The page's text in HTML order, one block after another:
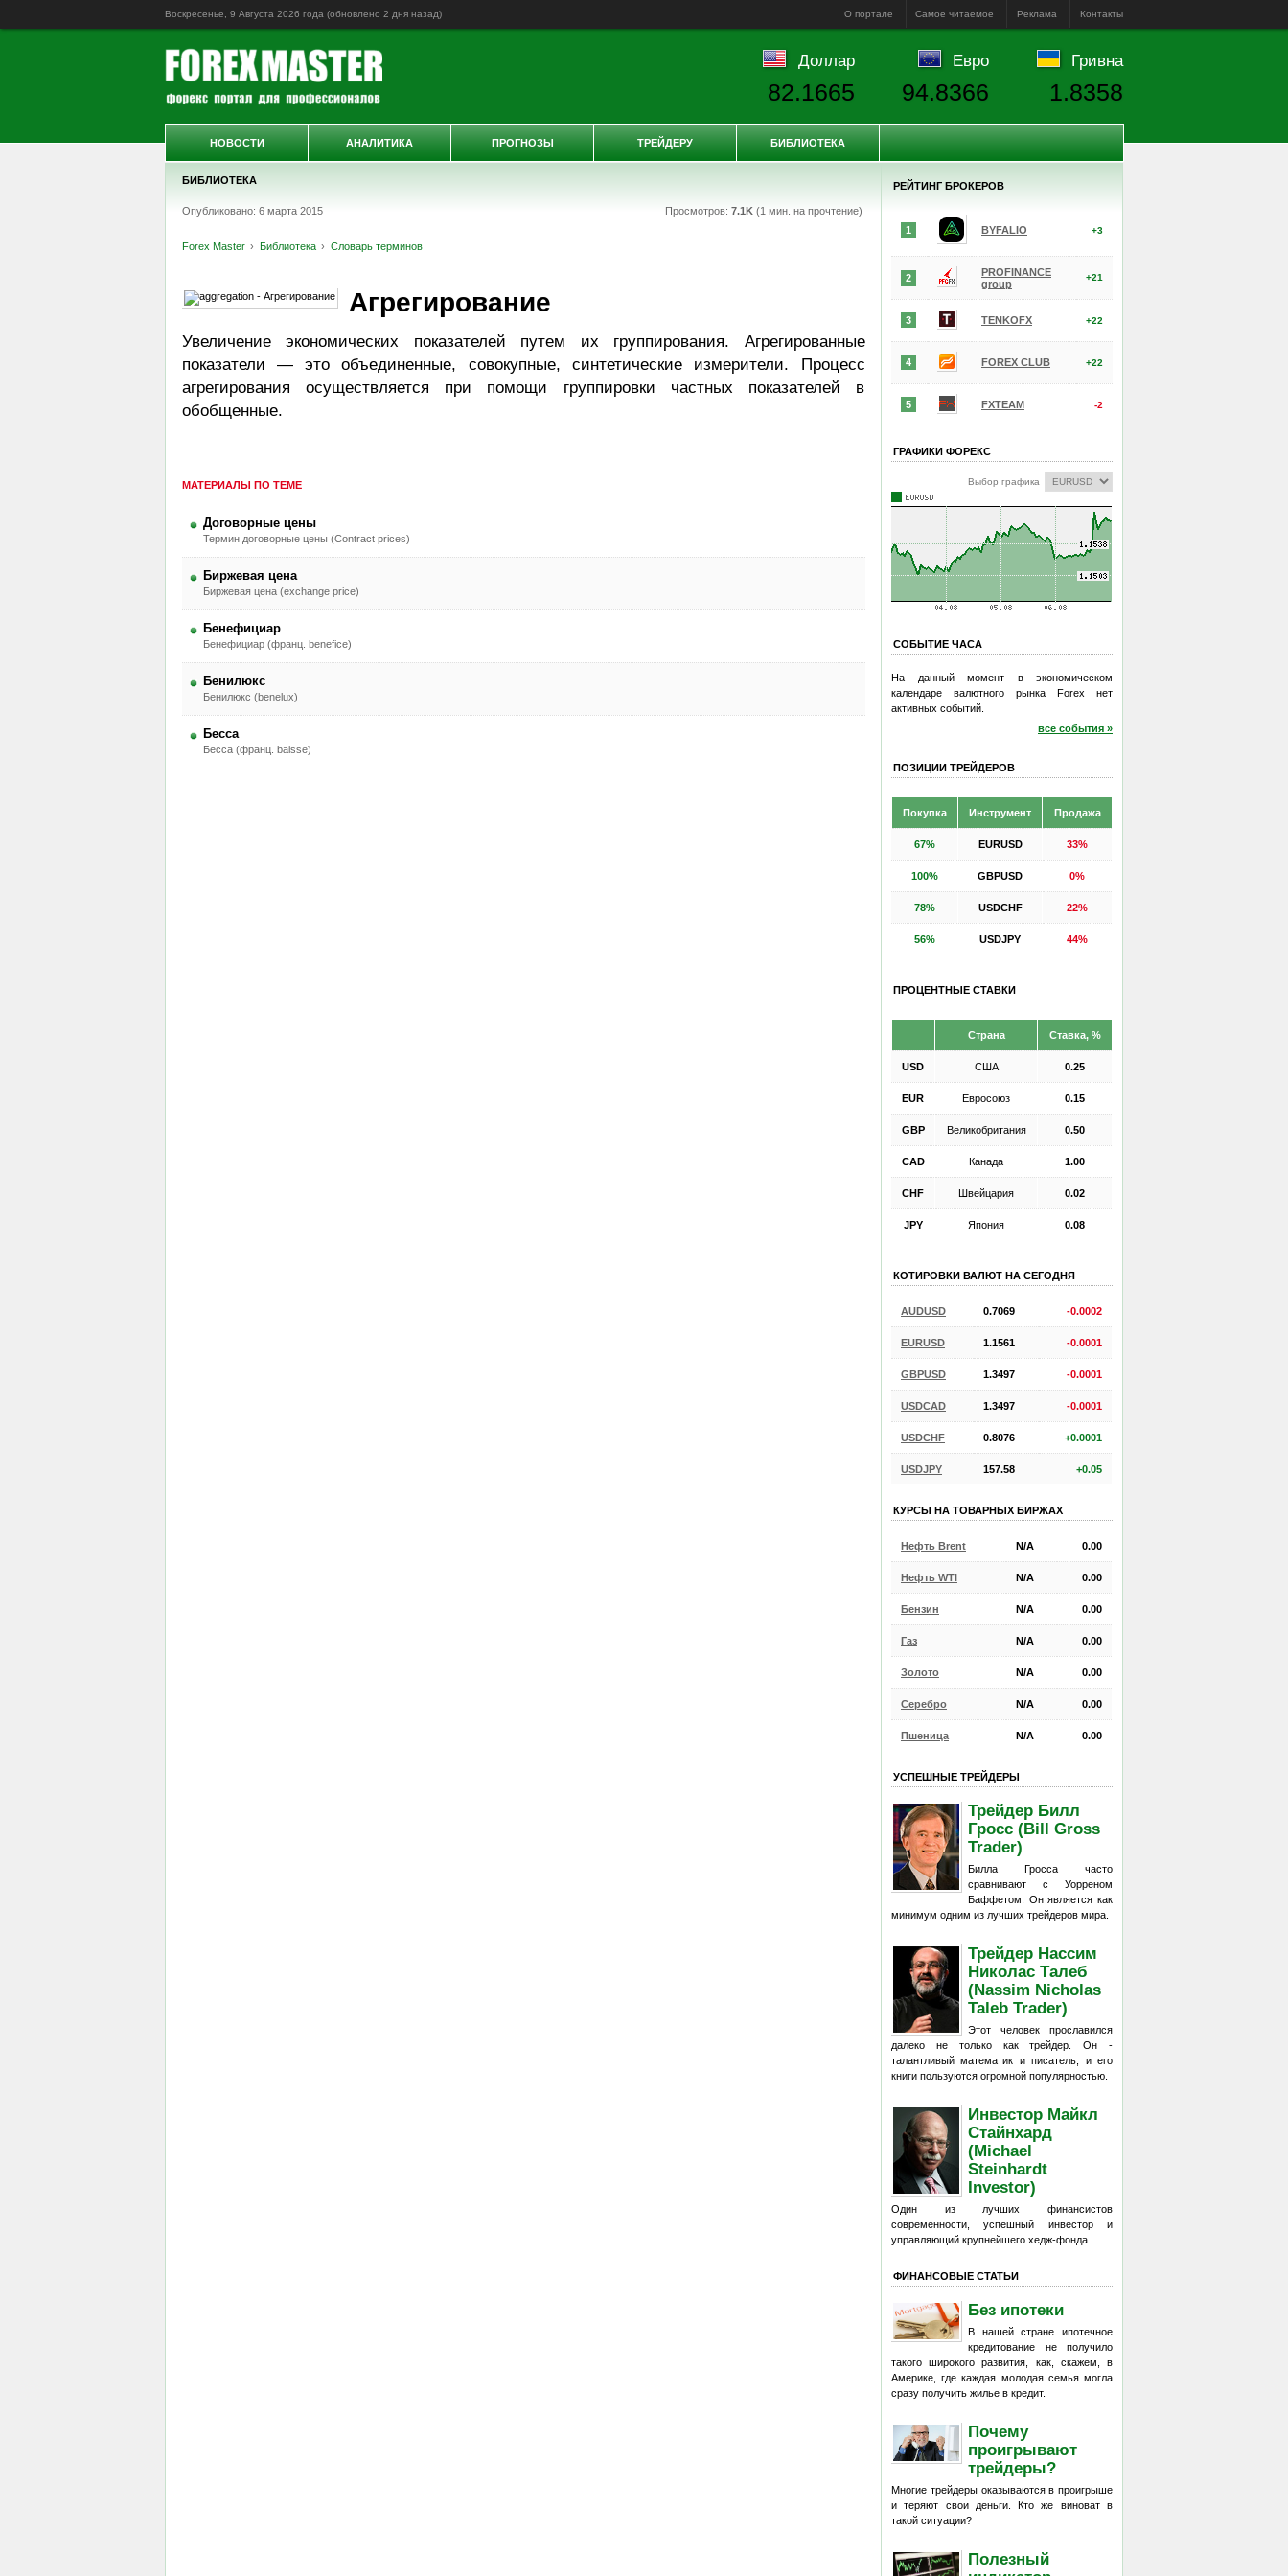
Воскресенье, 9 Августа 2026 года (обновлено 2 дня назад) О портале Самое читаемое Реклама Контакты
БИБЛИОТЕКА
Опубликовано: 6 марта 2015 Просмотров: 7.1K(1 мин. на прочтение)
Forex Master Библиотека Словарь терминов
Агрегирование
Увеличение экономических показателей путем их группирования. Агрегированные
показатели — это объединенные, совокупные, синтетические измерители. Процесс
агрегирования осуществляется при помощи группировки частных показателей в
обобщенные.
МАТЕРИАЛЫ ПО ТЕМЕ
Договорные цены
Термин договорные цены (Contract prices)
Биржевая цена
Биржевая цена (exchange price)
Бенефициар
Бенефициар (франц. benefice)
Бенилюкс
Бенилюкс (benelux)
Бесса
Бесса (франц. baisse)
РЕЙТИНГ БРОКЕРОВ
1 BYFALIO +3
2
PROFINANCE
group
+21
3 TENKOFX +22
4 FOREX CLUB +22
5 FXTEAM -2
ГРАФИКИ ФОРЕКС
Выбор графика
СОБЫТИЕ ЧАСА
На данный момент в экономическом
календаре валютного рынка Forex нет
активных событий.
все события »
ПОЗИЦИИ ТРЕЙДЕРОВ
Покупка Инструмент Продажа
67% EURUSD 33%
100% GBPUSD 0%
78% USDCHF 22%
56% USDJPY 44%
ПРОЦЕНТНЫЕ СТАВКИ
Страна Ставка, %
USD США 0.25
EUR Евросоюз 0.15
GBP Великобритания 0.50
CAD Канада 1.00
CHF Швейцария 0.02
JPY Япония 0.08
КОТИРОВКИ ВАЛЮТ НА СЕГОДНЯ
AUDUSD 0.7069 -0.0002
EURUSD 1.1561 -0.0001
GBPUSD 1.3497 -0.0001
USDCAD 1.3497 -0.0001
USDCHF 0.8076 +0.0001
USDJPY 157.58 +0.05
КУРСЫ НА ТОВАРНЫХ БИРЖАХ
Нефть Brent N/A 0.00
Нефть WTI N/A 0.00
Бензин N/A 0.00
Газ N/A 0.00
Золото N/A 0.00
Серебро N/A 0.00
Пшеница N/A 0.00
УСПЕШНЫЕ ТРЕЙДЕРЫ
Трейдер Билл
Гросс (Bill Gross
Trader)
Билла Гросса часто
сравнивают с Уорреном
Баффетом. Он является как
минимум одним из лучших трейдеров мира.
Трейдер Нассим
Николас Талеб
(Nassim Nicholas
Taleb Trader)
Этот человек прославился
далеко не только как трейдер. Он -
талантливый математик и писатель, и его
книги пользуются огромной популярностью.
Инвестор Майкл
Стайнхард
(Michael
Steinhardt
Investor)
Один из лучших финансистов
современности, успешный инвестор и
управляющий крупнейшего хедж-фонда.
ФИНАНСОВЫЕ СТАТЬИ
Без ипотеки
В нашей стране ипотечное
кредитование не получило
такого широкого развития, как, скажем, в
Америке, где каждая молодая семья могла
сразу получить жилье в кредит.
Почему
проигрывают
трейдеры?
Многие трейдеры оказываются в проигрыше
и теряют свои деньги. Кто же виноват в
такой ситуации?
Полезный
Доллар
82.1665
Евро
94.8366
Гривна
1.8358
НОВОСТИ АНАЛИТИКА ПРОГНОЗЫ ТРЕЙДЕРУ БИБЛИОТЕКА